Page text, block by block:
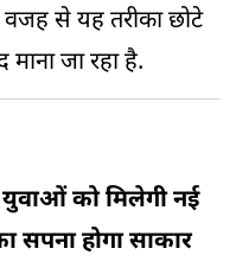
से यह तरीका छोटे
जा रहा है.
युवाओं को मिलेगी नई
सपना होगा साकार